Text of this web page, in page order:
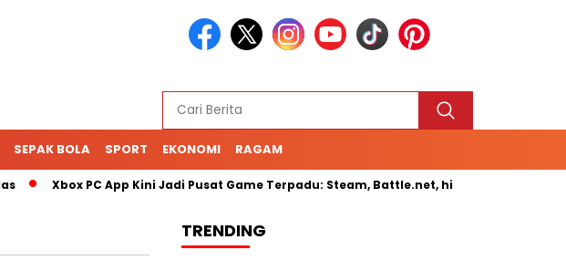
SEPAK BOLA SPORT EKONOMI RAGAM
Xbox PC App Kini Jadi Pusat Game Terpadu: Steam, Battle.net, hingga Cloud Gaming
TRENDING